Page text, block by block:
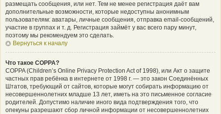
размещать сообщения, или нет. Тем не менее регистрация даёт вам
дополнительные возможности, которые недоступны анонимным
пользователям: аватары, личные сообщения, отправка email-сообщений,
участие в группах и т. д. Регистрация займёт у вас всего пару минут,
поэтому мы рекомендуем это сделать.
Вернуться к началу
Что такое COPPA?
COPPA (Children’s Online Privacy Protection Act of 1998), или Акт о защите
частных прав ребёнка в интернете от 1998 г. — это закон Соединённых
Штатов, требующий от сайтов, которые могут собирать информацию от
несовершеннолетних младше 13 лет, иметь на это письменное согласие
родителей. Допустимо наличие иного вида подтверждения того, что
опекуны разрешают сбор личной информации от несовершеннолетних